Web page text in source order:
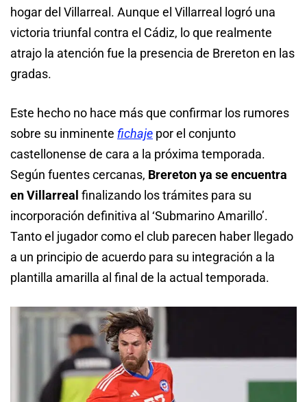
hogar del Villarreal. Aunque el Villarreal logró una
victoria triunfal contra el Cádiz, lo que realmente
atrajo la atención fue la presencia de Brereton en las
gradas.
Este hecho no hace más que confirmar los rumores
sobre su inminente fichaje por el conjunto
castellonense de cara a la próxima temporada.
Según fuentes cercanas, Brereton ya se encuentra
en Villarreal finalizando los trámites para su
incorporación definitiva al ‘Submarino Amarillo’.
Tanto el jugador como el club parecen haber llegado
a un principio de acuerdo para su integración a la
plantilla amarilla al final de la actual temporada.